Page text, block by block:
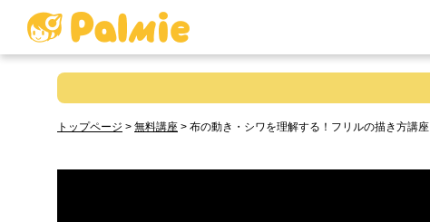
トップページ > 無料講座 > 布の動き・シワを理解する！フリルの描き方講座